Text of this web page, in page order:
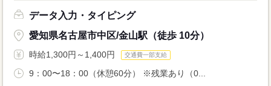
データ入力・タイピング
愛知県名古屋市中区/金山駅（徒歩 10分）
時給1,300円～1,400円 交通費一部支給
9：00〜18：00（休憩60分） ※残業あり（0...